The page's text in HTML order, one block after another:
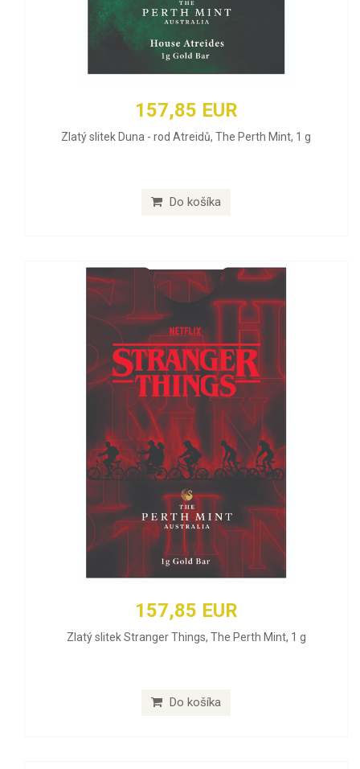
157,85 EUR
Zlatý slitek Duna - rod Atreidů, The Perth Mint, 1 g
Do košíka
157,85 EUR
Zlatý slitek Stranger Things, The Perth Mint, 1 g
Do košíka